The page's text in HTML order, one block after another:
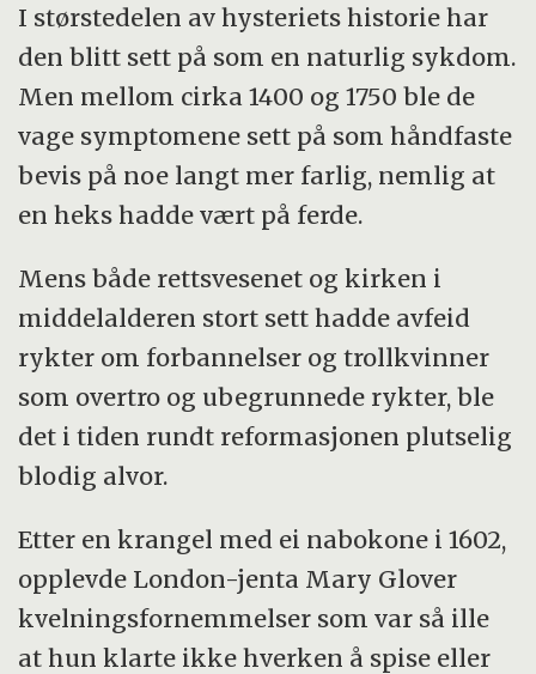
I størstedelen av hysteriets historie har
den blitt sett på som en naturlig sykdom.
Men mellom cirka 1400 og 1750 ble de
vage symptomene sett på som håndfaste
bevis på noe langt mer farlig, nemlig at
en heks hadde vært på ferde.
Mens både rettsvesenet og kirken i
middelalderen stort sett hadde avfeid
rykter om forbannelser og trollkvinner
som overtro og ubegrunnede rykter, ble
det i tiden rundt reformasjonen plutselig
blodig alvor.
Etter en krangel med ei nabokone i 1602,
opplevde London-jenta Mary Glover
kvelningsfornemmelser som var så ille
at hun klarte ikke hverken å spise eller